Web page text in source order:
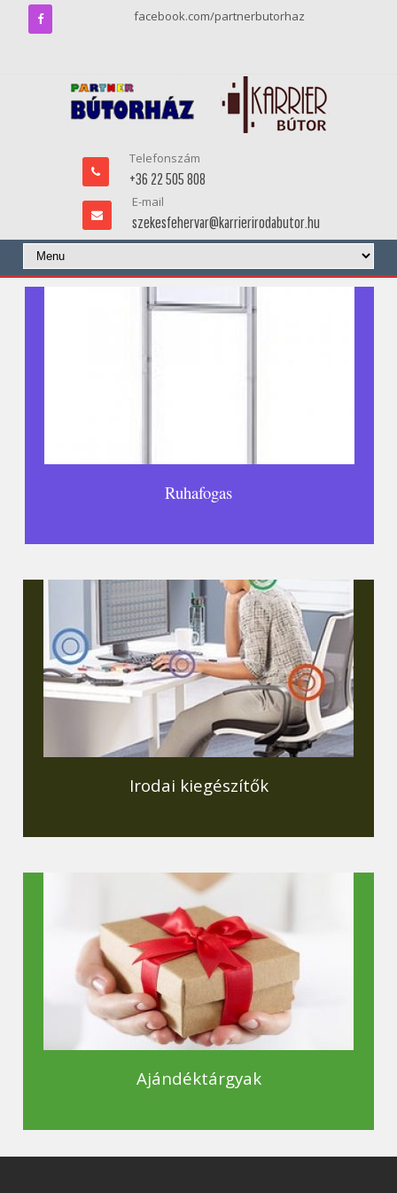
facebook.com/partnerbutorhaz
Telefonszám
+36 22 505 808
E-mail
szekesfehervar@karrierirodabutor.hu
Ruhafogas
Irodai kiegészítők
Ajándéktárgyak